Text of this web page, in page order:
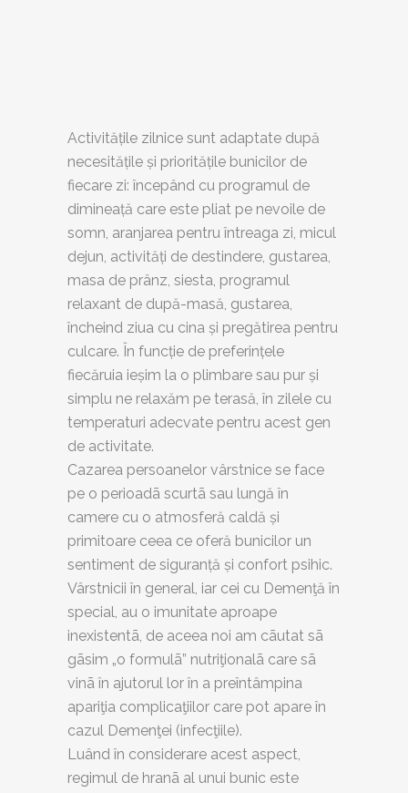
Activitățile zilnice sunt adaptate după
necesitățile și prioritățile bunicilor de
fiecare zi: începând cu programul de
dimineață care este pliat pe nevoile de
somn, aranjarea pentru întreaga zi, micul
dejun, activități de destindere, gustarea,
masa de prânz, siesta, programul
relaxant de după-masă, gustarea,
încheind ziua cu cina și pregătirea pentru
culcare. În funcție de preferințele
fiecăruia ieșim la o plimbare sau pur și
simplu ne relaxăm pe terasă, în zilele cu
temperaturi adecvate pentru acest gen
de activitate.
Cazarea persoanelor vârstnice se face
pe o perioadã scurtã sau lungă în
camere cu o atmosferă caldă și
primitoare ceea ce oferă bunicilor un
sentiment de siguranță și confort psihic.
Vârstnicii în general, iar cei cu Demenţă în
special, au o imunitate aproape
inexistentã, de aceea noi am cãutat sã
gãsim „o formulã” nutriţionalã care sã
vinã în ajutorul lor în a preîntâmpina
apariţia complicaţiilor care pot apare în
cazul Demenţei (infecţiile).
Luând în considerare acest aspect,
regimul de hranã al unui bunic este